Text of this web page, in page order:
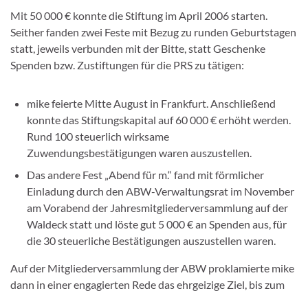
Mit 50 000 € konnte die Stiftung im April 2006 starten.
Seither fanden zwei Feste mit Bezug zu runden Geburtstagen
statt, jeweils verbunden mit der Bitte, statt Geschenke
Spenden bzw. Zustiftungen für die PRS zu tätigen:
mike feierte Mitte August in Frankfurt. Anschließend
konnte das Stiftungskapital auf 60 000 € erhöht werden.
Rund 100 steuerlich wirksame
Zuwendungsbestätigungen waren auszustellen.
Das andere Fest „Abend für m.“ fand mit förmlicher
Einladung durch den ABW-Verwaltungsrat im November
am Vorabend der Jahresmitgliederversammlung auf der
Waldeck statt und löste gut 5 000 € an Spenden aus, für
die 30 steuerliche Bestätigungen auszustellen waren.
Auf der Mitgliederversammlung der ABW proklamierte mike
dann in einer engagierten Rede das ehrgeizige Ziel, bis zum